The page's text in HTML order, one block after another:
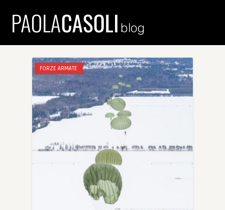
FORZE ARMATE